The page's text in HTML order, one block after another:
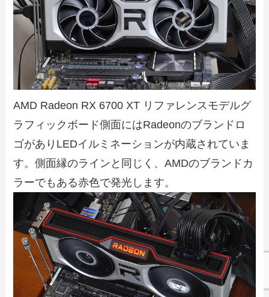
AMD Radeon RX 6700 XT リファレンスモデルグ
ラフィックボード側面にはRadeonのブランドロ
ゴがありLEDイルミネーションが内蔵されていま
す。側面縁のラインと同じく、AMDのブランドカ
ラーでもある赤色で発光します。